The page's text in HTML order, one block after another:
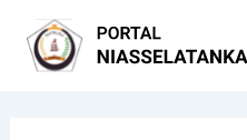
konten
navigation